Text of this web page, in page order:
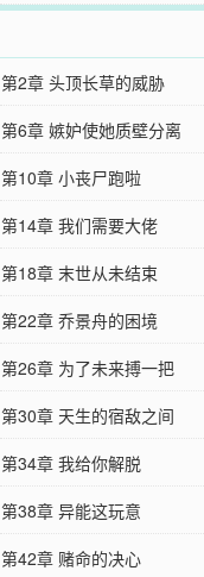
第2章 头顶长草的威胁
第6章 嫉妒使她质壁分离
第10章 小丧尸跑啦
第14章 我们需要大佬
第18章 末世从未结束
第22章 乔景舟的困境
第26章 为了未来搏一把
第30章 天生的宿敌之间
第34章 我给你解脱
第38章 异能这玩意
第42章 赌命的决心